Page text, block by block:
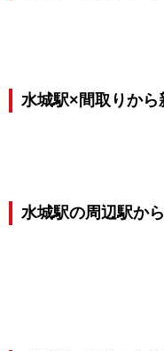
水城駅×間取りか
水城駅の周辺駅か